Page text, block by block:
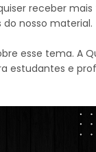
receber
nosso material.
esse tema. A
estudantes e